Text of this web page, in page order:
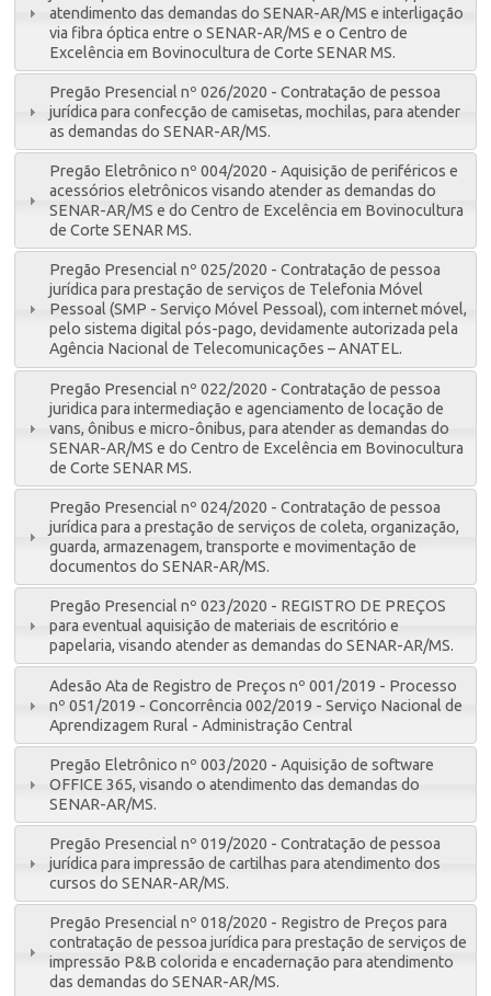
atendimento das demandas do SENAR-AR/MS e interligação
via fibra óptica entre o SENAR-AR/MS e o Centro de
Excelência em Bovinocultura de Corte SENAR MS.
Pregão Presencial nº 026/2020 - Contratação de pessoa
jurídica para confecção de camisetas, mochilas, para atender
as demandas do SENAR-AR/MS.
Pregão Eletrônico nº 004/2020 - Aquisição de periféricos e
acessórios eletrônicos visando atender as demandas do
SENAR-AR/MS e do Centro de Excelência em Bovinocultura
de Corte SENAR MS.
Pregão Presencial nº 025/2020 - Contratação de pessoa
jurídica para prestação de serviços de Telefonia Móvel
Pessoal (SMP - Serviço Móvel Pessoal), com internet móvel,
pelo sistema digital pós-pago, devidamente autorizada pela
Agência Nacional de Telecomunicações – ANATEL.
Pregão Presencial nº 022/2020 - Contratação de pessoa
juridica para intermediação e agenciamento de locação de
vans, ônibus e micro-ônibus, para atender as demandas do
SENAR-AR/MS e do Centro de Excelência em Bovinocultura
de Corte SENAR MS.
Pregão Presencial nº 024/2020 - Contratação de pessoa
jurídica para a prestação de serviços de coleta, organização,
guarda, armazenagem, transporte e movimentação de
documentos do SENAR-AR/MS.
Pregão Presencial nº 023/2020 - REGISTRO DE PREÇOS
para eventual aquisição de materiais de escritório e
papelaria, visando atender as demandas do SENAR-AR/MS.
Adesão Ata de Registro de Preços nº 001/2019 - Processo
nº 051/2019 - Concorrência 002/2019 - Serviço Nacional de
Aprendizagem Rural - Administração Central
Pregão Eletrônico nº 003/2020 - Aquisição de software
OFFICE 365, visando o atendimento das demandas do
SENAR-AR/MS.
Pregão Presencial nº 019/2020 - Contratação de pessoa
jurídica para impressão de cartilhas para atendimento dos
cursos do SENAR-AR/MS.
Pregão Presencial nº 018/2020 - Registro de Preços para
contratação de pessoa jurídica para prestação de serviços de
impressão P&B colorida e encadernação para atendimento
das demandas do SENAR-AR/MS.